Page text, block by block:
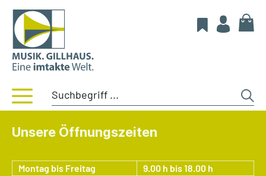
Unsere Öffnungszeiten
Montag bis Freitag
9.00 h bis 18.00 h